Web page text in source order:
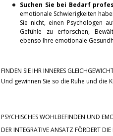
Suchen Sie bei Bedarf
emotionale Schwierigkeiten
Sie nicht, einen Psychologen
Gefühle zu erforschen,
ebenso Ihre emotionale
FINDEN SIE IHR INNERES
Und gewinnen Sie so die Ruhe und die
PSYCHISCHES WOHLBEFINDEN UND
DER INTEGRATIVE ANSATZ FÖRDERT